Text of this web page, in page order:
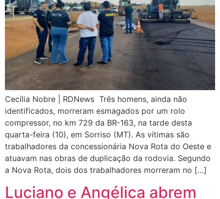
Cecília Nobre | RDNews Três homens, ainda não
identificados, morreram esmagados por um rolo
compressor, no km 729 da BR-163, na tarde desta
quarta-feira (10), em Sorriso (MT). As vítimas são
trabalhadores da concessionária Nova Rota do Oeste e
atuavam nas obras de duplicação da rodovia. Segundo
a Nova Rota, dois dos trabalhadores morreram no […]
Luciano e Angélica abrem